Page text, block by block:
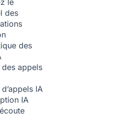
le
des
des
appels
IA
IA